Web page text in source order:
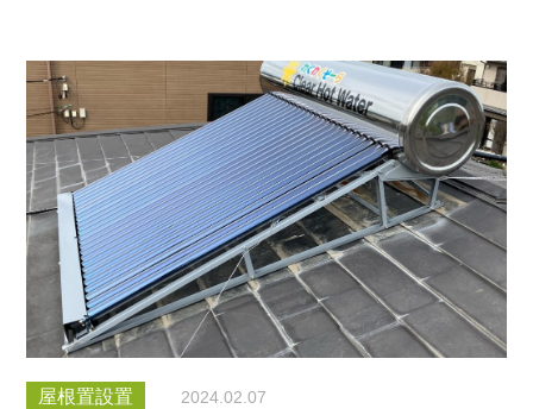
屋根置設置 2024.02.07